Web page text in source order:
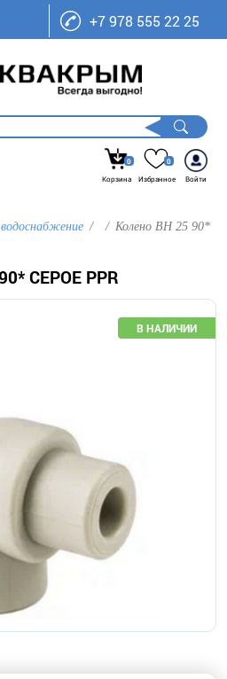
+7 978 555 22 25
0
Корзина
0
Избранное
Войти
Колено ВН 25 90*
СЕРОЕ PPR